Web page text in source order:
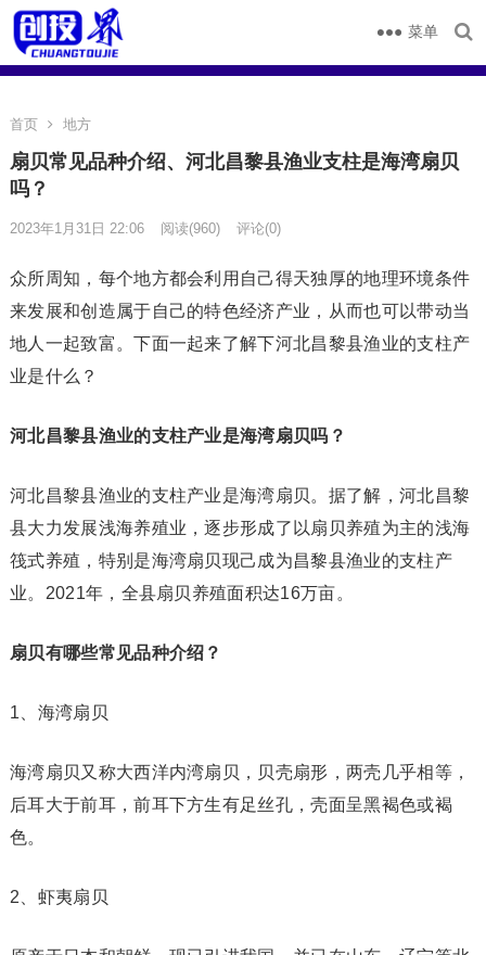
菜单
首页 地方
扇贝常见品种介绍、河北昌黎县渔业支柱是海湾扇贝
吗？
2023年1月31日 22:06 阅读(960) 评论(0)
众所周知，每个地方都会利用自己得天独厚的地理环境条件
来发展和创造属于自己的特色经济产业，从而也可以带动当
地人一起致富。下面一起来了解下河北昌黎县渔业的支柱产
业是什么？
河北昌黎县渔业的支柱产业是海湾扇贝吗 ？
河北昌黎县渔业的支柱产业是海湾扇贝。据了解，河北昌黎
县大力发展浅海养殖业，逐步形成了以扇贝养殖为主的浅海
筏式养殖，特别是海湾扇贝现己成为昌黎县渔业的支柱产
业。2021年，全县扇贝养殖面积达16万亩。
扇贝有哪些常见品种介绍 ？
1、海湾扇贝
海湾扇贝又称大西洋内湾扇贝，贝壳扇形，两壳几乎相等，
后耳大于前耳，前耳下方生有足丝孔，壳面呈黑褐色或褐
色。
2、虾夷扇贝